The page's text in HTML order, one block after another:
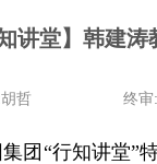
知讲堂】韩建
哲 终
集团“行知讲堂